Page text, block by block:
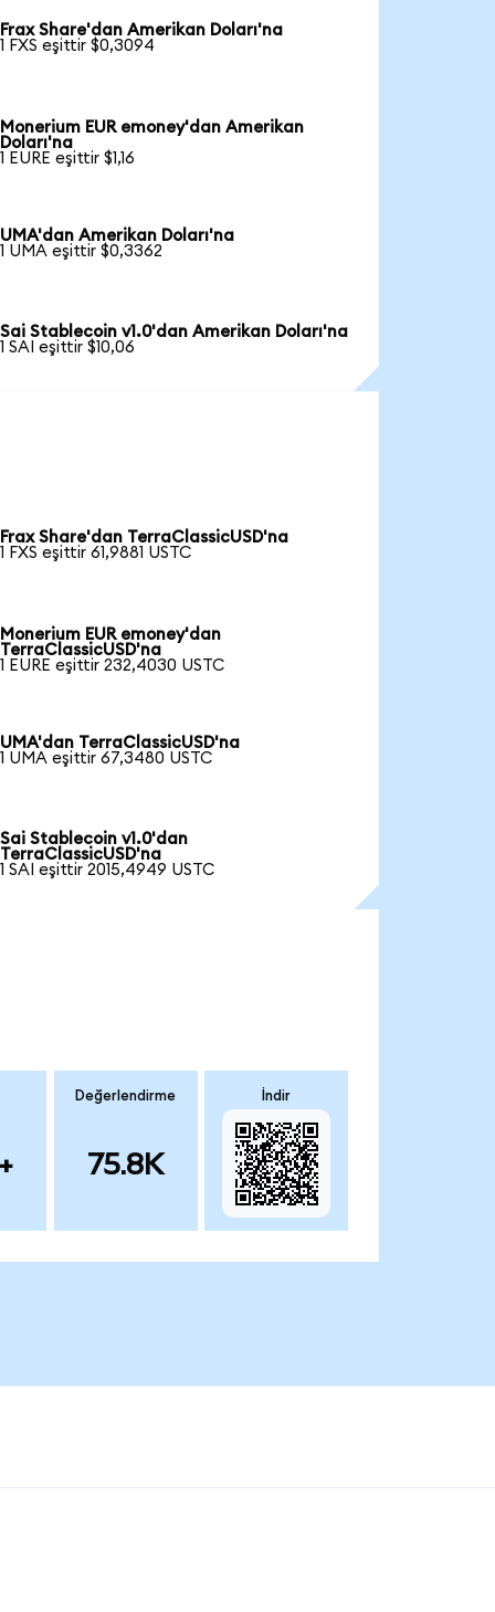
Frax Share'dan Amerikan Doları'na
1 FXS eşittir $0,3094
Monerium EUR emoney'dan Amerikan
Doları'na
1 EURE eşittir $1,16
UMA'dan Amerikan Doları'na
1 UMA eşittir $0,3362
Sai Stablecoin v1.0'dan Amerikan Doları'na
1 SAI eşittir $10,06
Frax Share'dan TerraClassicUSD'na
1 FXS eşittir 61,9881 USTC
Monerium EUR emoney'dan
TerraClassicUSD'na
1 EURE eşittir 232,4030 USTC
UMA'dan TerraClassicUSD'na
1 UMA eşittir 67,3480 USTC
Sai Stablecoin v1.0'dan
TerraClassicUSD'na
1 SAI eşittir 2015,4949 USTC
Değerlendirme
75.8K
İndir